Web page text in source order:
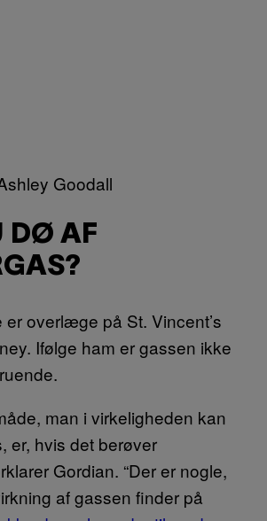
Goodall
DØ AF
er overlæge på St. Vincent’s
Ifølge ham er gassen ikke
man i virkeligheden kan
er, hvis det berøver
Gordian. “Der er nogle,
af gassen finder på